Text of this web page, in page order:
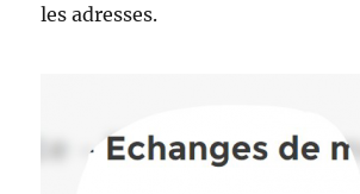
les adresses.